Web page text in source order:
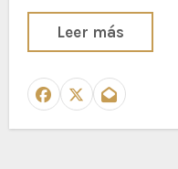
Leer más